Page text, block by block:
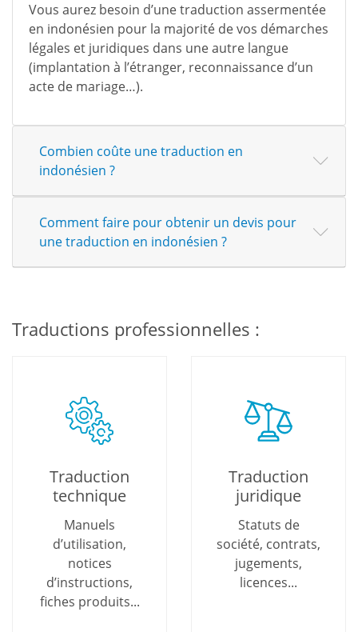
Vous aurez besoin d’une traduction assermentée
en indonésien pour la majorité de vos démarches
légales et juridiques dans une autre langue
(implantation à l’étranger, reconnaissance d’un
acte de mariage…).
Combien coûte une traduction en
indonésien ?
Comment faire pour obtenir un devis pour
une traduction en indonésien ?
Traductions professionnelles :
Traduction
technique
Manuels
d’utilisation,
notices
d’instructions,
fiches produits...
Traduction
juridique
Statuts de
société, contrats,
jugements,
licences...